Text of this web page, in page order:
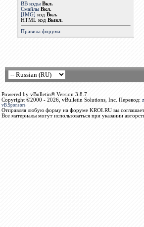
BB коды Вкл.
Смайлы Вкл.
[IMG] код Вкл.
HTML код Выкл.
Правила форума
Powered by vBulletin® Version 3.8.7
Copyright ©2000 - 2026, vBulletin Solutions, Inc. Перевод:
vB.Sponsors
Отправляя любую форму на форуме KROI.RU вы
Все материалы могут использоваться при указании